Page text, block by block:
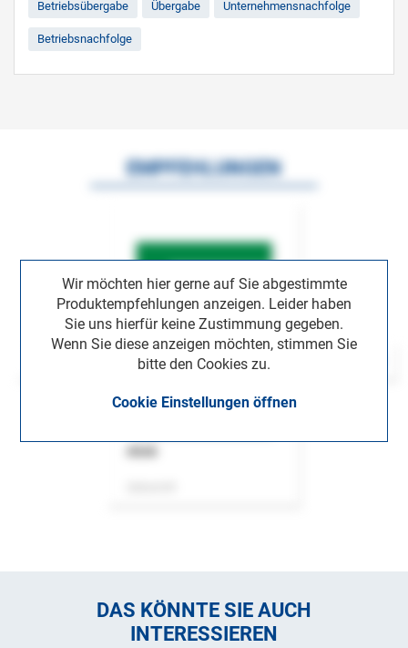
Betriebsübergabe Übergabe Unternehmensnachfolge
Betriebsnachfolge
Wir möchten hier gerne auf Sie abgestimmte
Produktempfehlungen anzeigen. Leider haben
Sie uns hierfür keine Zustimmung gegeben.
Wenn Sie diese anzeigen möchten, stimmen Sie
bitte den Cookies zu.
Cookie Einstellungen öffnen
EMPFEHLUNGEN
DAS KÖNNTE SIE AUCH
INTERESSIEREN